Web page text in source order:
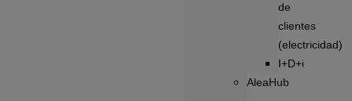
de
clientes
(electricidad)
I+D+i
AleaHub